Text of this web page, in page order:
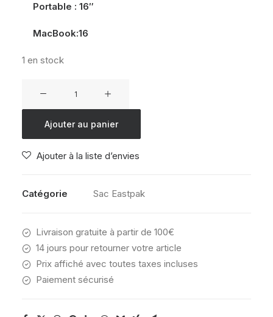
Portable : 16″
MacBook:16
1 en stock
TRASHY
Ajouter au panier
Ajouter à la liste d’envies
Catégorie Sac Eastpak
Livraison gratuite à partir de 100€
14 jours pour retourner votre article
Prix affiché avec toutes taxes incluses
Paiement sécurisé